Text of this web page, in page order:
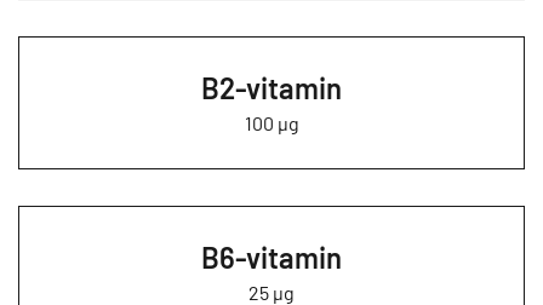
B2-vitamin
100 µg
B6-vitamin
25 µg